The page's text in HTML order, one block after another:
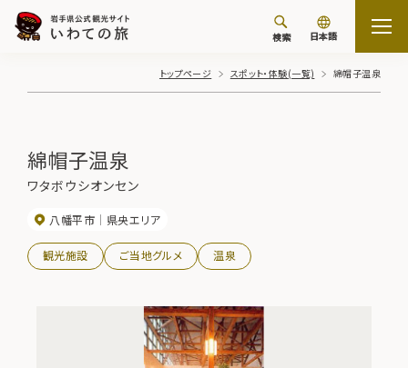
検索 日本語
トップページ スポット・体験(一覧) 綿帽子温泉
綿帽子温泉
ワタボウシオンセン
八幡平市 県央エリア
観光施設 ご当地グルメ 温泉